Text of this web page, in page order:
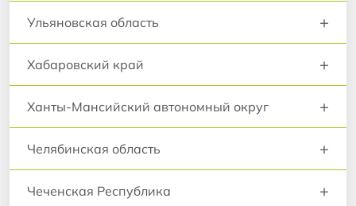
Ульяновская область +
Хабаровский край +
Ханты-Мансийский автономный округ +
Челябинская область +
Чеченская Республика +